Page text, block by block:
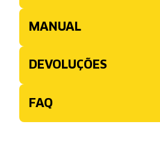
MANUAL
DEVOLUÇÕES
FAQ